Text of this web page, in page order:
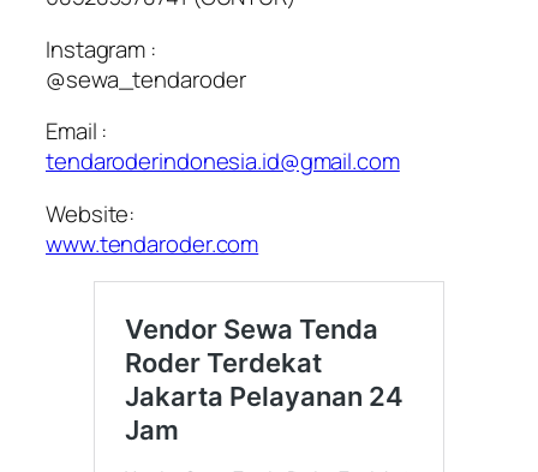
Instagram :
@sewa_tendaroder
Email :
tendaroderindonesia.id@gmail.com
Website:
www.tendaroder.com